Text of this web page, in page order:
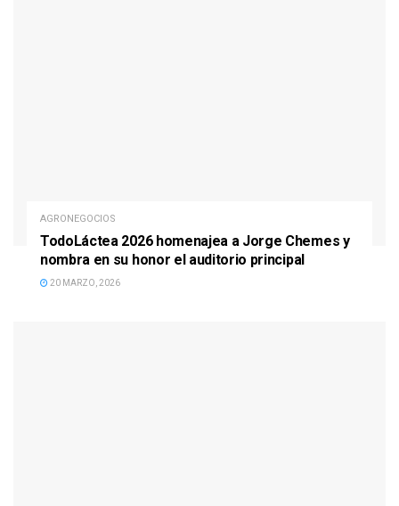
AGRONEGOCIOS
TodoLáctea 2026 homenajea a Jorge Chemes y
nombra en su honor el auditorio principal
20 MARZO, 2026